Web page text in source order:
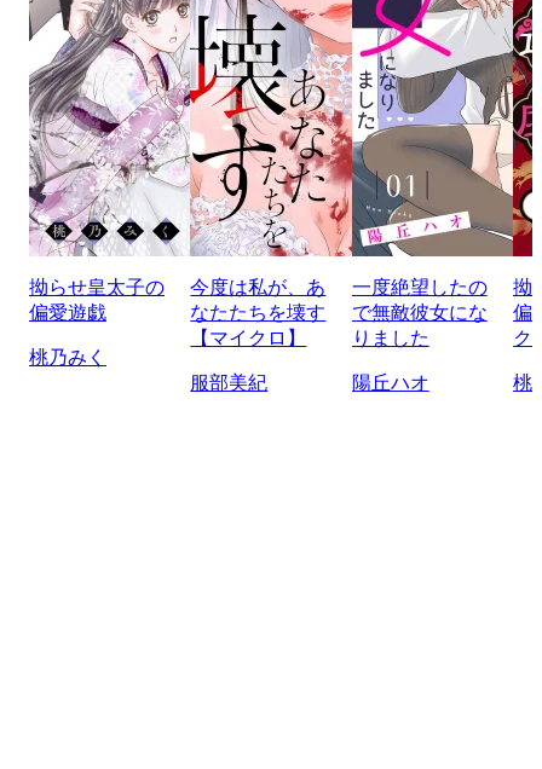
拗らせ皇太子の
偏愛遊戯
桃乃みく
今度は私が、あ
なたたちを壊す
【マイクロ】
服部美紀
一度絶望したの
で無敵彼女にな
りました
陽丘ハオ
拗
偏
ク
桃